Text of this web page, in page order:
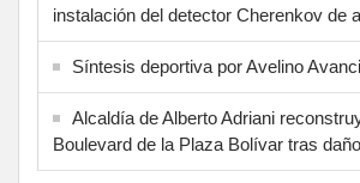
instalación del detector Cherenkov de
Síntesis deportiva por Avelino
Alcaldía de Alberto Adriani
Boulevard de la Plaza Bolívar tras